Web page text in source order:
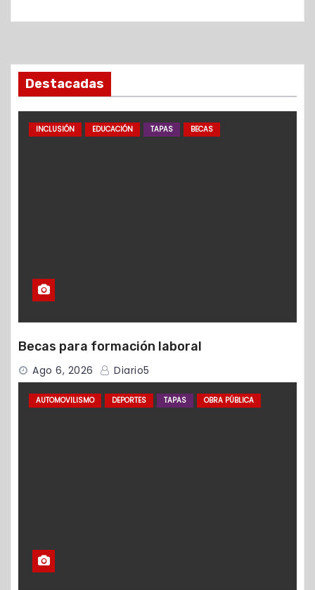
Destacadas
INCLUSIÓN EDUCACIÓN TAPAS BECAS
Becas para formación laboral
Ago 6, 2026 Diario5
AUTOMOVILISMO DEPORTES TAPAS OBRA PÚBLICA